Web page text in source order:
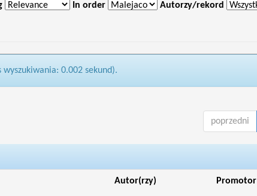
In order Autorzy/rekord
wyszukiwania: 0.002 sekund).
poprzedni
Autor(rzy) Promotor